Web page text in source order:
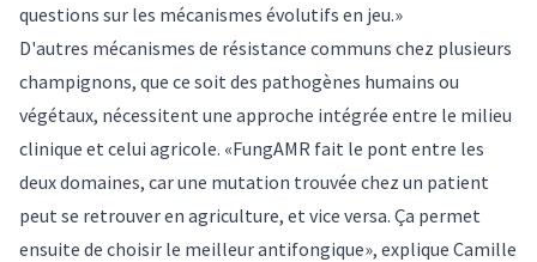
questions sur les mécanismes évolutifs en jeu.»
D'autres mécanismes de résistance communs chez plusieurs
champignons, que ce soit des pathogènes humains ou
végétaux, nécessitent une approche intégrée entre le milieu
clinique et celui agricole. «FungAMR fait le pont entre les
deux domaines, car une mutation trouvée chez un patient
peut se retrouver en agriculture, et vice versa. Ça permet
ensuite de choisir le meilleur antifongique», explique Camille